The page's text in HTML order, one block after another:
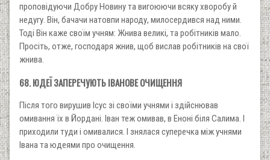
проповідуючи Добру Новину та вигоюючи всяку хворобу й
недугу. Він, бачачи натовпи народу, милосердився над ними.
Тоді Він каже своїм учням: Жнива великі, та робітників мало.
Просіть, отже, господаря жнив, щоб вислав робітників на свої
жнива.
68. ЮДЕЇ ЗАПЕРЕЧУЮТЬ ІВАНОВЕ ОЧИЩЕННЯ
Після того вирушив Ісус зі своїми учнями і здійснював
омивання їх в Йордані. Іван теж омивав, в Еноні біля Салима. І
приходили туди і омивалися. І знялася суперечка між учнями
Івана та юдеями про очищення.